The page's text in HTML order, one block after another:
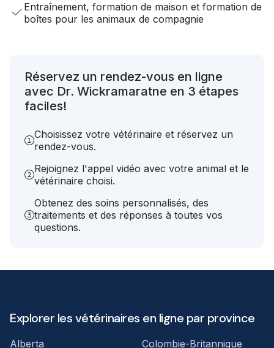
Entraînement, formation de maison et formation de
boîtes pour les animaux de compagnie
Réservez un rendez-vous en ligne
avec Dr. Wickramaratne en 3 étapes
faciles!
Choisissez votre vétérinaire et réservez un
rendez-vous.
Rejoignez l'appel vidéo avec votre animal et le
vétérinaire choisi.
Obtenez des soins personnalisés, des
traitements et des réponses à toutes vos
questions.
Explorer les vétérinaires en ligne par province
Alberta Colombie-Britannique